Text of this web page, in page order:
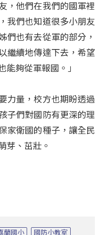
，他們在我們的國軍裡
我們也知道很多小朋友
們也有去從軍的部分，
繼續地傳達下去，希望
能夠從軍報國。」
力量，校方也期盼透過
子們對國防有更深的理
家衛國的種子，讓全民
芽、茁壯。
蘭國小
國防小教室